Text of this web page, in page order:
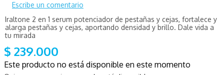
Escribe un comentario
Iraltone 2 en 1 serum potenciador de pestañas y cejas, fortalece y
alarga pestañas y cejas, aportando densidad y brillo. Dale vida a
tu mirada
$ 239.000
Este producto no está disponible en este momento
posay